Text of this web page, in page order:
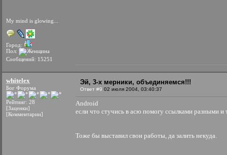
My mind is glowing...
Город:
Пол:
Сообщений: 15251
whitelex
Бог Форума
Рейтинг: 28
[Заценки]
[Комментарии]
Эй, 3-х мерники, объединяемся!!!
Ответ #9 02 июля 2004, 03:40:37
Android
если что стучись в асю помогу ссылками разными и
Тоже бы выставил свои работы, да залить некуда.